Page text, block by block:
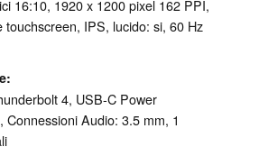
16:10, 1920 x 1200 pixel 162 PPI,
touchscreen, IPS, lucido: si, 60 Hz
4, USB-C Power
Connessioni Audio: 3.5 mm, 1